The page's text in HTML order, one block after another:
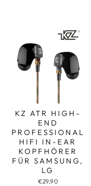
KZ ATR HIGH-
END
PROFESSIONAL
HIFI IN-EAR
KOPFHÖRER
FÜR SAMSUNG,
LG
€29,90